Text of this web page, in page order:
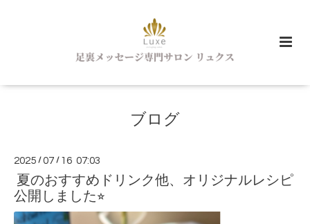
ブログ
2025 /07 / 16 07:03
夏のおすすめドリンク他、オリジナルレシピ
公開しました⭐︎